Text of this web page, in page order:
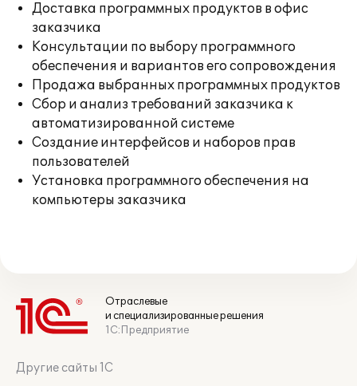
Доставка программных продуктов в офис
заказчика
Консультации по выбору программного
обеспечения и вариантов его сопровождения
Продажа выбранных программных продуктов
Сбор и анализ требований заказчика к
автоматизированной системе
Создание интерфейсов и наборов прав
пользователей
Установка программного обеспечения на
компьютеры заказчика
Отраслевые
и специализированные решения
1С:Предприятие
Другие сайты 1С